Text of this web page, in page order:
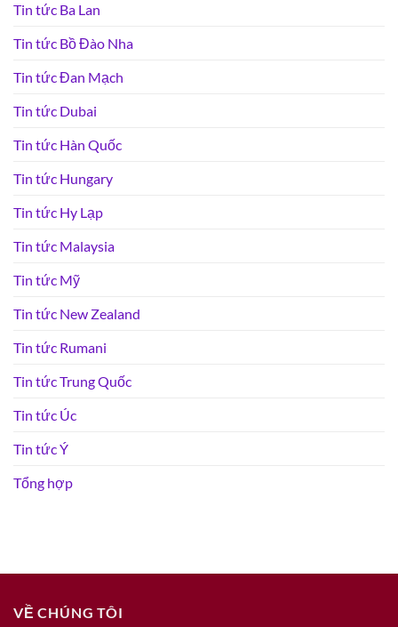
Tin tức Ba Lan
Tin tức Bồ Đào Nha
Tin tức Đan Mạch
Tin tức Dubai
Tin tức Hàn Quốc
Tin tức Hungary
Tin tức Hy Lạp
Tin tức Malaysia
Tin tức Mỹ
Tin tức New Zealand
Tin tức Rumani
Tin tức Trung Quốc
Tin tức Úc
Tin tức Ý
Tổng hợp
VỀ CHÚNG TÔI